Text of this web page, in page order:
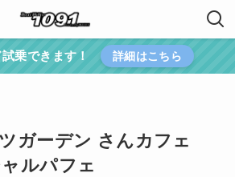
乗できます！ 詳細はこちら
ガーデン さんカフェ
ルパフェ